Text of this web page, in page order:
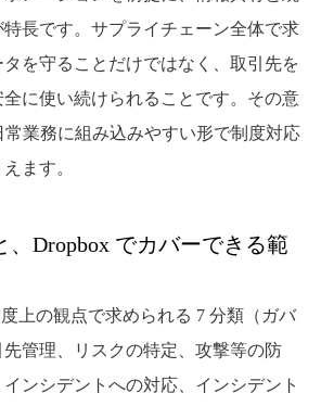
長です。サプライチェーン全体で求
を守ることだけではなく、取引先を
に使い続けられることです。その意
常業務に組み込みやすい形で制度対応
ます。
、Dropbox でカバーできる範
上の観点で求められる 7 分類（ガバ
管理、リスクの特定、攻撃等の防
ンシデントへの対応、インシデント